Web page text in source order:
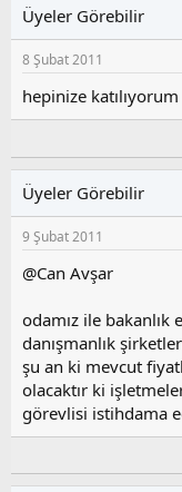
Üyeler Görebilir
8 Şubat 2011
hepinize katılıyorum
Üyeler Görebilir
9 Şubat 2011
@Can Avşar
odamız ile bakanlık
danışmanlık
şu an ki mevcut
olacaktır ki
görevlisi istihdama